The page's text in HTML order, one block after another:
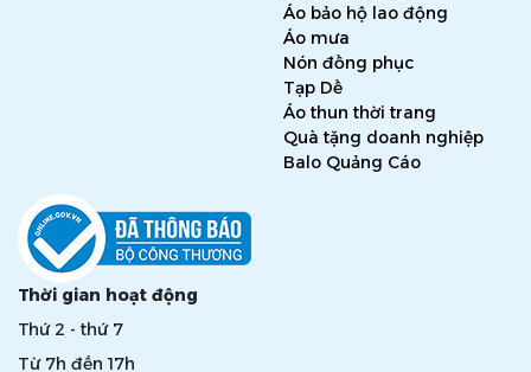
Áo bảo hộ lao động
Áo mưa
Nón đồng phục
Tạp Dề
Áo thun thời trang
Quà tặng doanh nghiệp
Balo Quảng Cáo
Thời gian hoạt động
Thứ 2 - thứ 7
Từ 7h đến 17h